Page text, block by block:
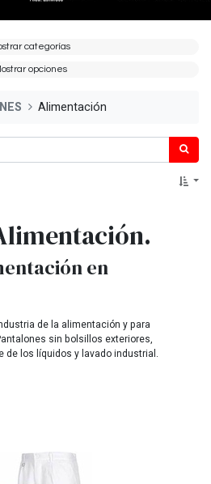
categorías
opciones
Alimentación
en
de la alimentación y para
sin bolsillos exteriores,
los líquidos y lavado industrial.